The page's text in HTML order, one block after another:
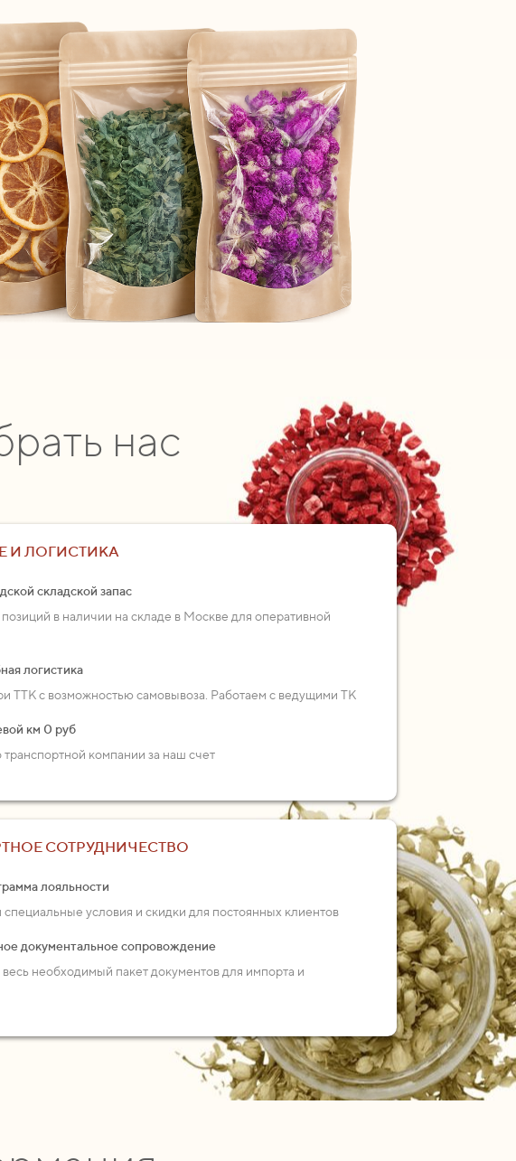
нас
И ЛОГИСТИКА
складской запас
в наличии на складе в Москве для оперативной
логистика
ТТК с возможностью самовывоза. Работаем с ведущими ТК
км 0 руб
транспортной компании за наш счет
СОТРУДНИЧЕСТВО
лояльности
условия и скидки для постоянных клиентов
документальное сопровождение
необходимый пакет документов для импорта и